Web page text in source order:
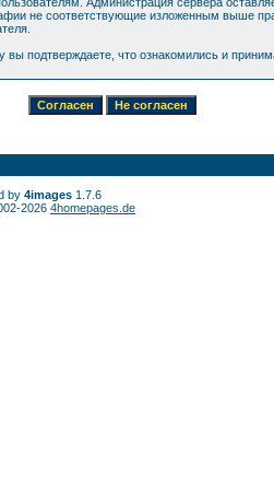
не соответствующие изложенным выше
вы подтверждаете, что ознакомились и
by 4images 1.7.6
2026 4homepages.de